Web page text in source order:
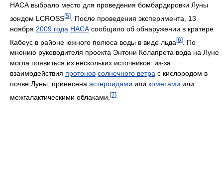
НАСА выбрало место для проведения бомбардировки Луны
зондом LCROSS[5]
. После проведения эксперимента, 13
ноября 2009 года НАСА сообщило об обнаружении в кратере
Кабеус в районе южного полюса воды в виде льда[6]
. По
мнению руководителя проекта Энтони Колапрета вода на Луне
могла появиться из нескольких источников: из-за
взаимодействия протонов солнечного ветра с кислородом в
почве Луны, принесена астероидами или кометами или
межгалактическими облаками. [7]